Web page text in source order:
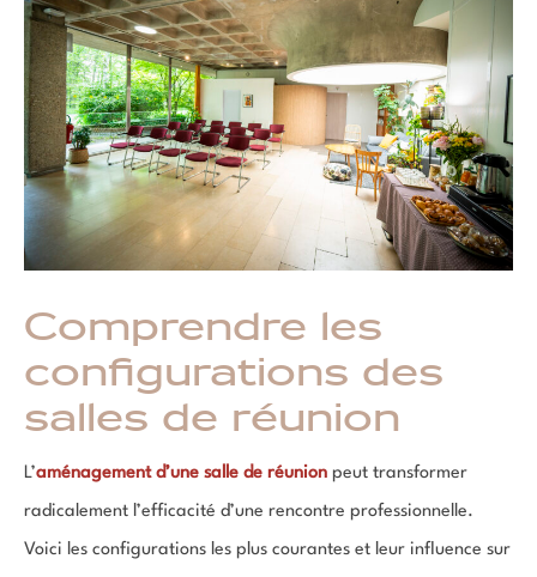
Comprendre les
configurations des
salles de réunion
L’aménagement d’une salle de réunion peut transformer
radicalement l’efficacité d’une rencontre professionnelle.
Voici les configurations les plus courantes et leur influence sur